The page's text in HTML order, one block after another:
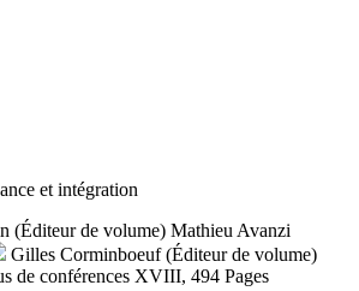
et intégration
(Éditeur de volume) Mathieu Avanzi
Gilles Corminboeuf (Éditeur de volume)
de conférences XVIII, 494 Pages